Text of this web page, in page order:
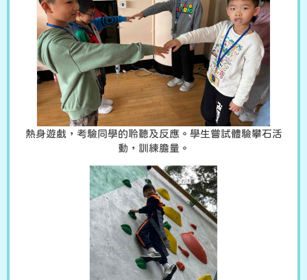
熱身遊戲，考驗同學的聆聽及反應。學生嘗試體驗攀石活
動，訓練膽量。